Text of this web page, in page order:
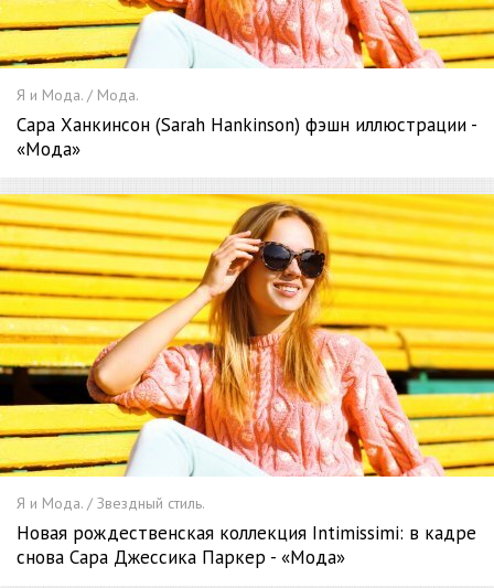
Я и Мода. / Мода.
Сара Ханкинсон (Sarah Hankinson) фэшн иллюстрации -
«Мода»
Я и Мода. / Звездный стиль.
Новая рождественская коллекция Intimissimi: в кадре
снова Сара Джессика Паркер - «Мода»